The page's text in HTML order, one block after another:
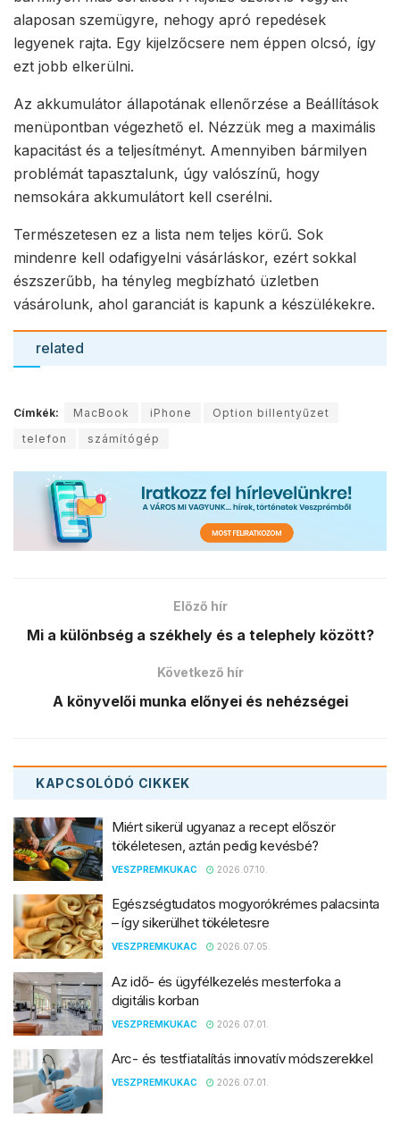
alaposan szemügyre, nehogy apró repedések
legyenek rajta. Egy kijelzőcsere nem éppen olcsó, így
ezt jobb elkerülni.
Az akkumulátor állapotának ellenőrzése a Beállítások
menüpontban végezhető el. Nézzük meg a maximális
kapacitást és a teljesítményt. Amennyiben bármilyen
problémát tapasztalunk, úgy valószínű, hogy
nemsokára akkumulátort kell cserélni.
Természetesen ez a lista nem teljes körű. Sok
mindenre kell odafigyelni vásárláskor, ezért sokkal
észszerűbb, ha tényleg megbízható üzletben
vásárolunk, ahol garanciát is kapunk a készülékekre.
related
Címkék: MacBook iPhone
Option billentyűzet
telefon
számítógép
Előző hír
Mi a különbség a székhely és a telephely között?
Következő hír
A könyvelői munka előnyei és nehézségei
KAPCSOLÓDÓ CIKKEK
Miért sikerül ugyanaz a recept először
tökéletesen, aztán pedig kevésbé?
VESZPREMKUKAC 2026.07.10.
Egészségtudatos mogyorókrémes palacsinta
– így sikerülhet tökéletesre
VESZPREMKUKAC 2026.07.05.
Az idő- és ügyfélkezelés mesterfoka a
digitális korban
VESZPREMKUKAC 2026.07.01.
Arc- és testfiatalítás innovatív módszerekkel
VESZPREMKUKAC 2026.07.01.